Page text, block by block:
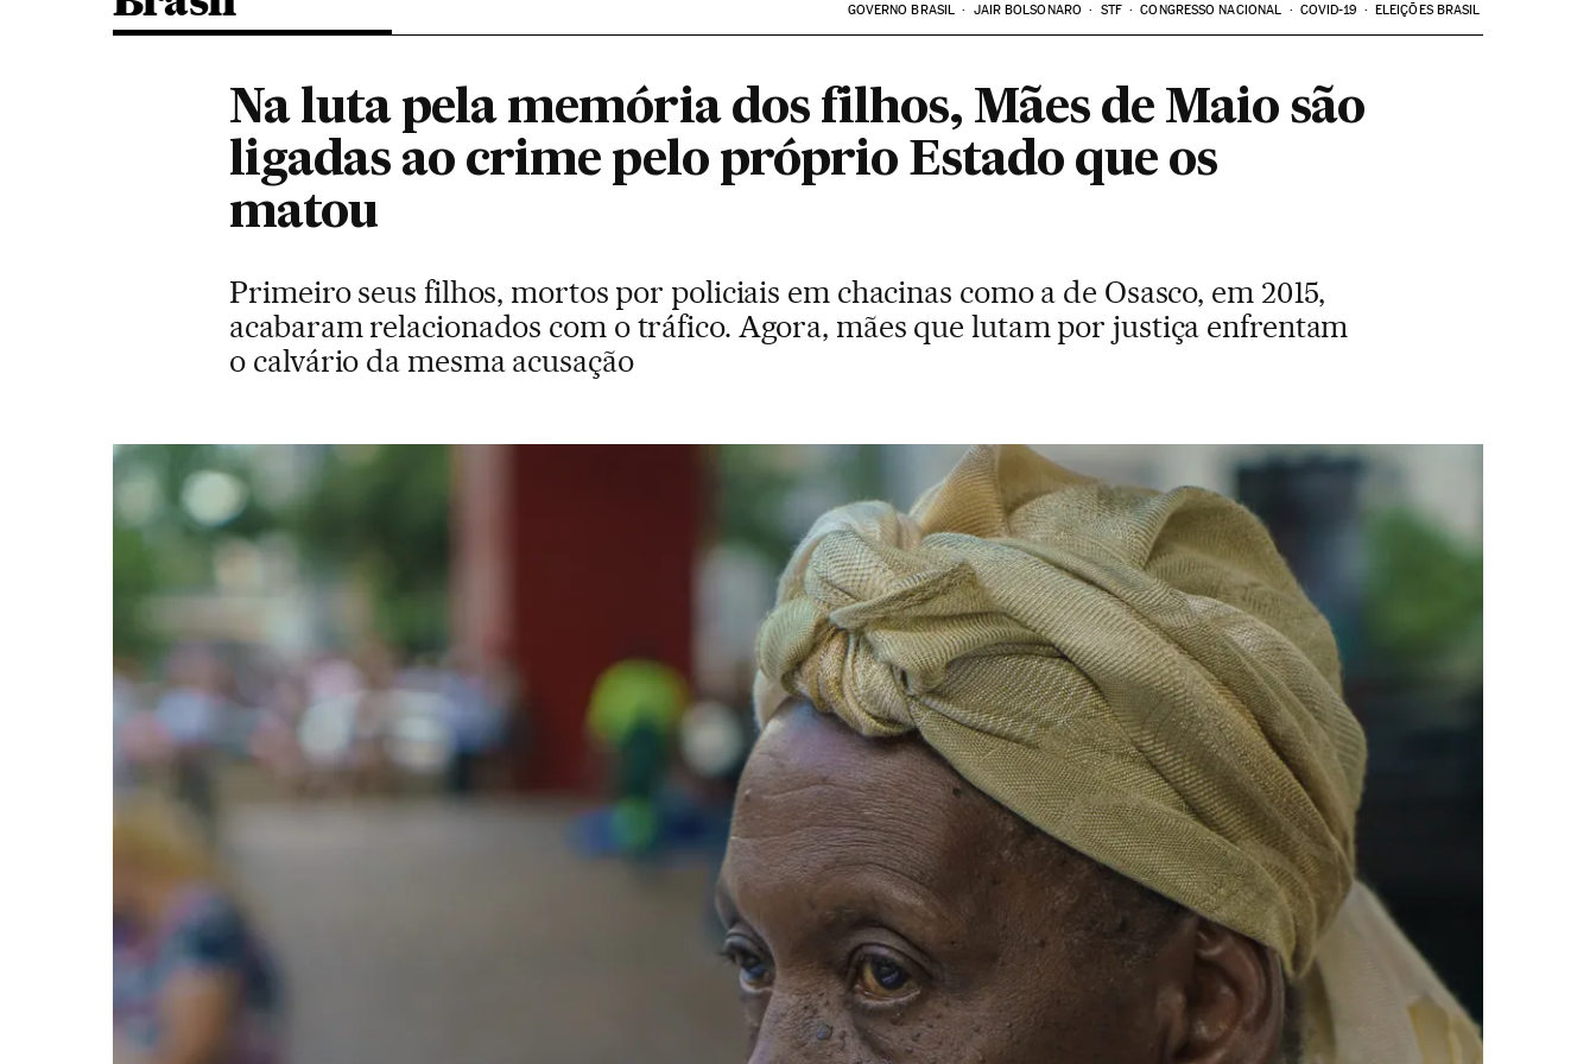
GOVERNO BRASIL JAIR BOLSONARO STF CONGRESSO NACIONAL COVID-19 ELEIÇÕES BRASIL
Na luta pela memória dos filhos, Mães de Maio são
ligadas ao crime pelo próprio Estado que os
matou
Primeiro seus filhos, mortos por policiais em chacinas como a de Osasco, em 2015,
acabaram relacionados com o tráfico. Agora, mães que lutam por justiça enfrentam
o calvário da mesma acusação